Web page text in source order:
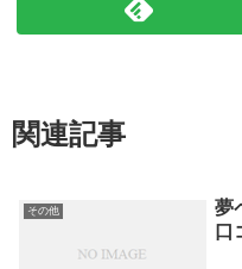
関連記事
その他
夢
口